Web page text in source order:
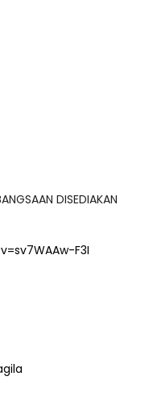
DISEDIAKAN
F3I